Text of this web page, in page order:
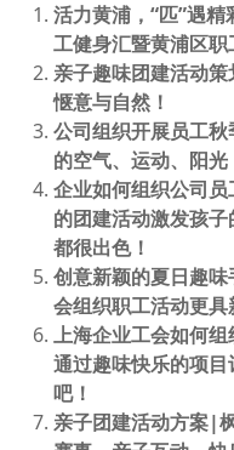
活力黄浦，“匹”遇
工健身汇暨黄浦区职
亲子趣味团建活动
惬意与自然！
公司组织开展员工
的空气、运动、阳光
企业如何组织公司
的团建活动激发孩
都很出色！
创意新颖的夏日趣
会组织职工活动更具
上海企业工会如何
通过趣味快乐的项
吧！
亲子团建活动方案|